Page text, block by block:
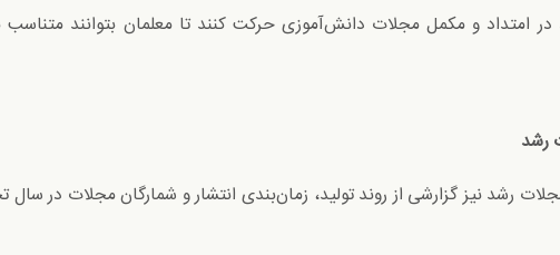
امتداد و مکمل مجلات دانش‌آموزی حرکت کنند تا معلمان بتوانند متناسب
رشد
مجلات رشد نیز گزارشی از روند تولید، زمان‌بندی انتشار و شمارگان مجلات در